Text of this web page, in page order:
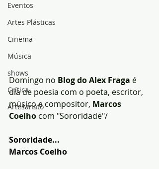
Eventos
Artes Plásticas
Cinema
Música
shows
Crítica
Artesanato
Domingo no Blog do Alex Fraga é
dia de poesia com o poeta, escritor,
músico e compositor, Marcos
Coelho com "Sororidade"/
Sororidade...
Marcos Coelho